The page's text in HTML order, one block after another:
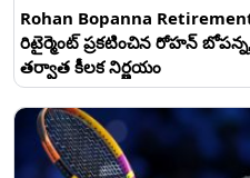
Rohan Bopanna
రిటైర్మెంట్ ప్రకటించిన రోహన్
తర్వాత కీలక నిర్ణయం